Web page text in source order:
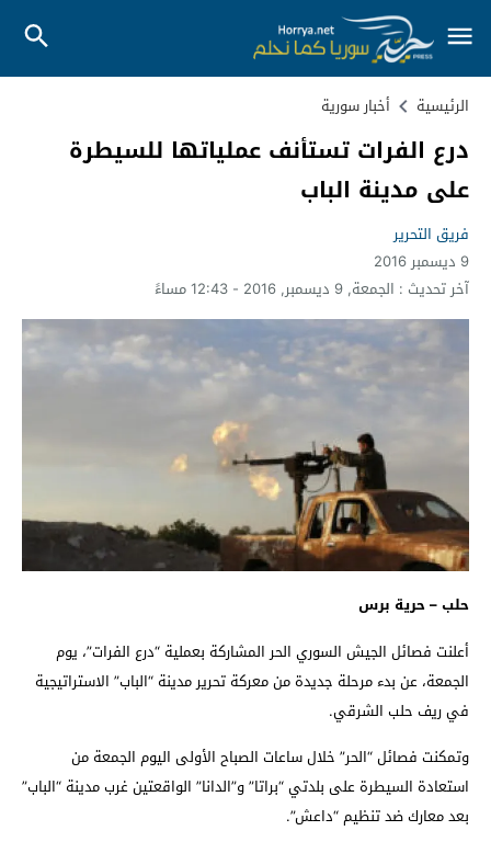
الرئيسية أخبار سورية
درع الفرات تستأنف عملياتها للسيطرة
على مدينة الباب
فريق التحرير
9 ديسمبر 2016
آخر تحديث : الجمعة, 9 ديسمبر, 2016 - 12:43 مساءً
حلب – حرية برس
أعلنت فصائل الجيش السوري الحر المشاركة بعملية “درع الفرات”، يوم
الجمعة، عن بدء مرحلة جديدة من معركة تحرير مدينة “الباب” الاستراتيجية
في ريف حلب الشرقي.
وتمكنت فصائل “الحر” خلال ساعات الصباح الأولى اليوم الجمعة من
استعادة السيطرة على بلدتي “براتا” و”الدانا” الواقعتين غرب مدينة “الباب”
بعد معارك ضد تنظيم “داعش”.